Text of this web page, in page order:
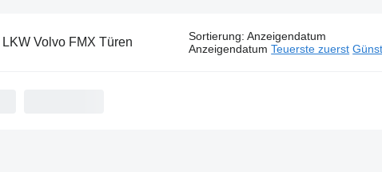
LKW Volvo FMX Türen Sortierung: Anzeigendatum
Anzeigendatum Teuerste zuerst